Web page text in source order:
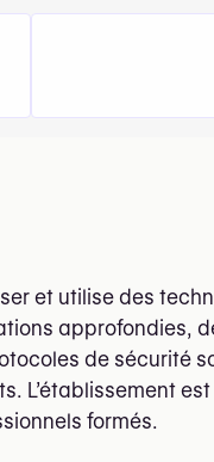
et utilise des
approfondies,
de sécurité
L’établissement
formés.